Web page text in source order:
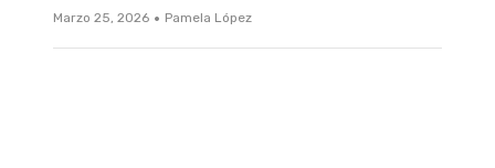
Marzo 25, 2026 · Pamela López